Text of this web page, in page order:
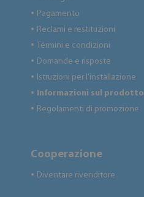
● Pagamento
● Reclami e restituzioni
● Termini e condizioni
● Domande e risposte
● Istruzioni per l'installazione
● Informazioni sul prodotto
● Regolamenti di promozione
Cooperazione
● Diventare rivenditore